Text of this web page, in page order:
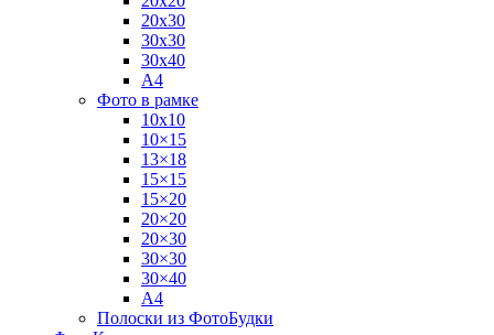
20х30
30х30
30х40
А4
Фото в рамке
10х10
10×15
13×18
15×15
15×20
20×20
20×30
30×30
30×40
A4
Полоски из ФотоБудки